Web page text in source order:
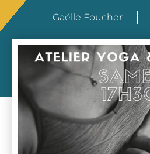
Gaëlle Foucher